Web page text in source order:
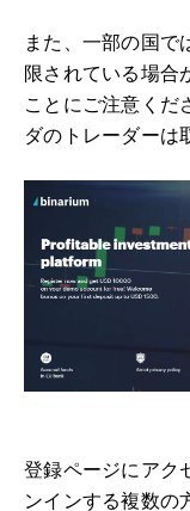
また、一部の国で
限されている場合
ことにご注意くだ
ダのトレーダーは
登録ページにアク
ンインする複数の